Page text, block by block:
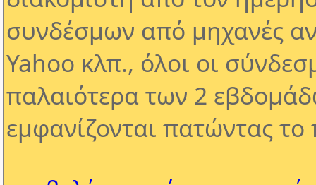
συνδέσμων από μηχανές
Yahoo κλπ., όλοι οι
παλαιότερα των 2
εμφανίζονται πατώντας